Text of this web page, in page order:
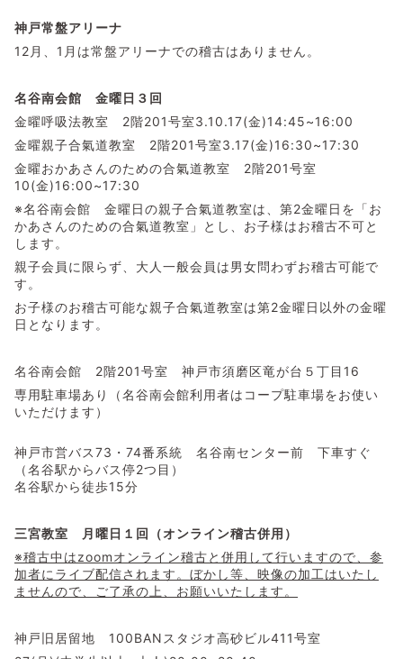
神戸常盤アリーナ
12月、1月は常盤アリーナでの稽古はありません。
名谷南会館 金曜日３回
金曜呼吸法教室 2階201号室3.10.17(金)14:45~16:00
金曜親子合氣道教室 2階201号室3.17(金)16:30~17:30
金曜おかあさんのための合氣道教室 2階201号室
10(金)16:00~17:30
※名谷南会館 金曜日の親子合氣道教室は、第2金曜日を「お
かあさんのための合氣道教室」とし、お子様はお稽古不可と
します。
親子会員に限らず、大人一般会員は男女問わずお稽古可能で
す。
お子様のお稽古可能な親子合氣道教室は第2金曜日以外の金曜
日となります。
名谷南会館 2階201号室 神戸市須磨区竜が台５丁目16
専用駐車場あり（名谷南会館利用者はコープ駐車場をお使い
いただけます）
神戸市営バス73・74番系統 名谷南センター前 下車すぐ
（名谷駅からバス停2つ目）
名谷駅から徒歩15分
三宮教室 月曜日１回（オンライン稽古併用）
※稽古中はzoomオンライン稽古と併用して行いますので、参
加者にライブ配信されます。ぼかし等、映像の加工はいたし
ませんので、ご了承の上、お願いいたします。
神戸旧居留地 100BANスタジオ高砂ビル411号室